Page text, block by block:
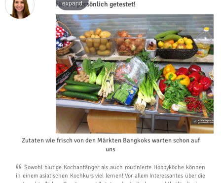
für Sie persönlich getestet!
expand
Zutaten wie frisch von den Märkten Bangkoks warten schon auf
uns
Sowohl blutige Kochanfänger als auch routinierte Hobbyköche können
in einem asiatischen Kochkurs viel lernen! Vor allem Interessantes über die